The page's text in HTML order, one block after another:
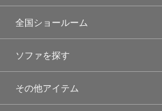
全国ショールーム
ソファを探す
その他アイテム